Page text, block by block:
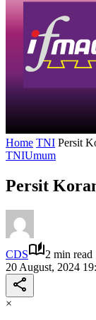
Home TNI Persit
TNIUmum
Persit
CDS
2 min read
20 August, 2024
×